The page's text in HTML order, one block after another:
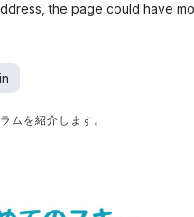
ムを紹介します。